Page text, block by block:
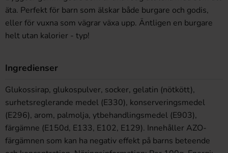
äta. Perfekt för barn som älskar både burgare och godis,
eller för vuxna som vägrar växa upp. Äntligen en burgare
helt utan kalorier - typ!
Ingredienser
Glukossirap, glukospulver, socker, gelatin (nötkött),
surhetsreglerande medel (E330), konserveringsmedel
(E296), arom, palmolja, ytbehandlingsmedel (E903),
färgämne (E150d, E133, E102, E129). Innehåller AZO-
färgämnen som kan ha negativ effekt på barns beteende